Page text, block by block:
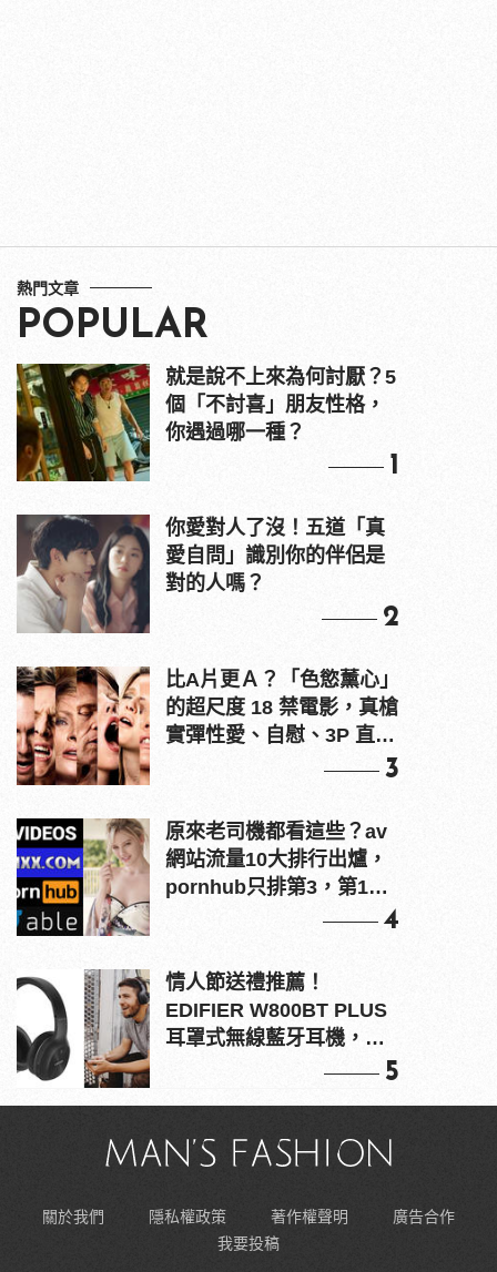
熱門文章
POPULAR
就是說不上來為何討厭？5
個「不討喜」朋友性格，
你遇過哪一種？
1
你愛對人了沒！五道「真
愛自問」識別你的伴侶是
對的人嗎？
2
比A片更Ａ？「色慾薰心」
的超尺度 18 禁電影，真槍
實彈性愛、自慰、3P 直接
3
原來老司機都看這些？av
網站流量10大排行出爐，
pornhub只排第3，第1名
4
情人節送禮推薦！
EDIFIER W800BT PLUS
耳罩式無線藍牙耳機，在
5
關於我們 隱私權政策 著作權聲明
廣告合作
我要投稿